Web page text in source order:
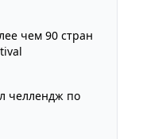
чем 90 стран
челлендж по